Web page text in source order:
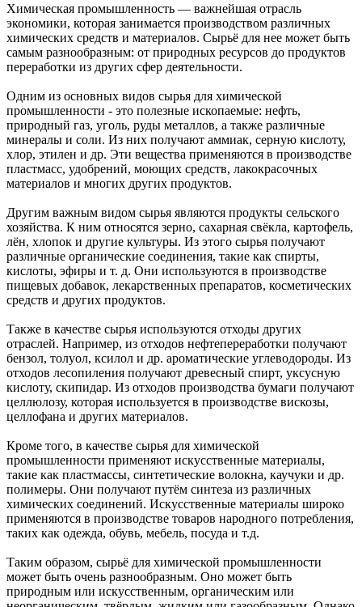
Химическая промышленность — важнейшая отрасль
экономики, которая занимается производством различных
химических средств и материалов. Сырьё для нее может быть
самым разнообразным: от природных ресурсов до продуктов
переработки из других сфер деятельности.
Одним из основных видов сырья для химической
промышленности - это полезные ископаемые: нефть,
природный газ, уголь, руды металлов, а также различные
минералы и соли. Из них получают аммиак, серную кислоту,
хлор, этилен и др. Эти вещества применяются в производстве
пластмасс, удобрений, моющих средств, лакокрасочных
материалов и многих других продуктов.
Другим важным видом сырья являются продукты сельского
хозяйства. К ним относятся зерно, сахарная свёкла, картофель,
лён, хлопок и другие культуры. Из этого сырья получают
различные органические соединения, такие как спирты,
кислоты, эфиры и т. д. Они используются в производстве
пищевых добавок, лекарственных препаратов, косметических
средств и других продуктов.
Также в качестве сырья используются отходы других
отраслей. Например, из отходов нефтепереработки получают
бензол, толуол, ксилол и др. ароматические углеводороды. Из
отходов лесопиления получают древесный спирт, уксусную
кислоту, скипидар. Из отходов производства бумаги получают
целлюлозу, которая используется в производстве вискозы,
целлофана и других материалов.
Кроме того, в качестве сырья для химической
промышленности применяют искусственные материалы,
такие как пластмассы, синтетические волокна, каучуки и др.
полимеры. Они получают путём синтеза из различных
химических соединений. Искусственные материалы широко
применяются в производстве товаров народного потребления,
таких как одежда, обувь, мебель, посуда и т.д.
Таким образом, сырьё для химической промышленности
может быть очень разнообразным. Оно может быть
природным или искусственным, органическим или